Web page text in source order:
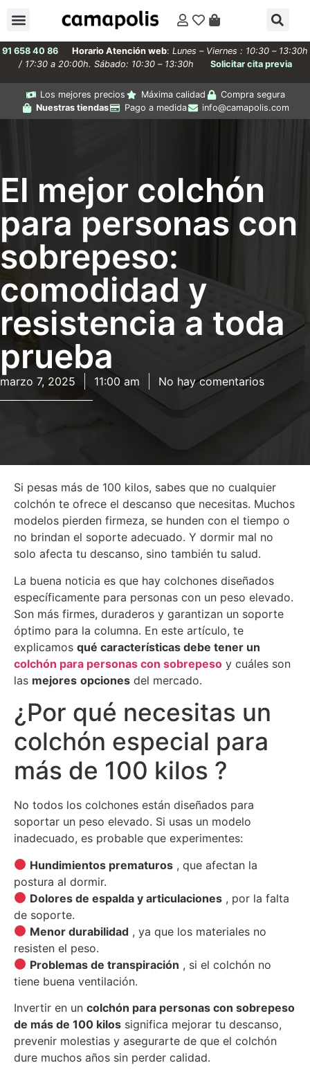
91 658 40 86 Horario Atención web: Lunes – Viernes : 10:30 – 13:30h
/ 17:30 a 20:00h. Sábado: 10:30 – 13:30h
Solicitar cita previa
Los mejores precios Máxima calidad
Compra segura
Nuestras tiendas
Pago a medida info@camapolis.com
El mejor colchón
para personas con
sobrepeso:
comodidad y
resistencia a toda
prueba
marzo 7, 2025 11:00 am No hay comentarios
Si pesas más de 100 kilos, sabes que no cualquier
colchón te ofrece el descanso que necesitas. Muchos
modelos pierden firmeza, se hunden con el tiempo o
no brindan el soporte adecuado. Y dormir mal no
solo afecta tu descanso, sino también tu salud.
La buena noticia es que hay colchones diseñados
específicamente para personas con un peso elevado.
Son más firmes, duraderos y garantizan un soporte
óptimo para la columna. En este artículo, te
explicamos qué características debe tener un
colchón para personas con sobrepeso y cuáles son
las mejores opciones del mercado.
¿Por qué necesitas un
colchón especial para
más de 100 kilos ?
No todos los colchones están diseñados para
soportar un peso elevado. Si usas un modelo
inadecuado, es probable que experimentes:
Hundimientos prematuros , que afectan la
postura al dormir.
Dolores de espalda y articulaciones , por la falta
de soporte.
Menor durabilidad , ya que los materiales no
resisten el peso.
Problemas de transpiración , si el colchón no
tiene buena ventilación.
Invertir en un colchón para personas con sobrepeso
de más de 100 kilos significa mejorar tu descanso,
prevenir molestias y asegurarte de que el colchón
dure muchos años sin perder calidad.